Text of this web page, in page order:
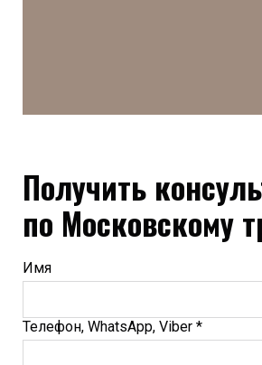
Получить
по Московскому
Имя
Телефон, WhatsApp, Viber *